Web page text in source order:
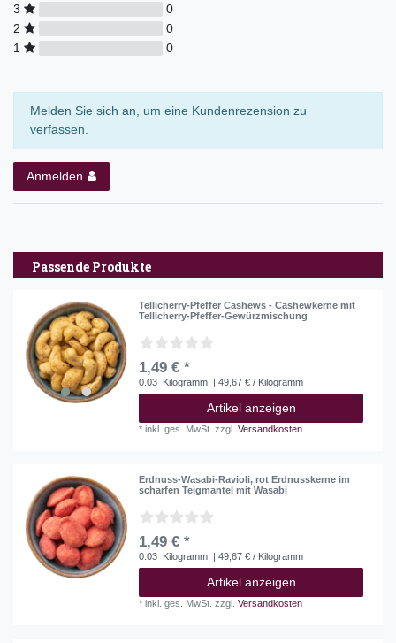
3
0
2
0
1
0
Melden Sie sich an, um eine Kundenrezension zu
verfassen.
Anmelden
Passende Produkte
Tellicherry-Pfeffer Cashews - Cashewkerne mit
Tellicherry-Pfeffer-Gewürzmischung
1,49 € *
0.03 Kilogramm | 49,67 € / Kilogramm
Artikel anzeigen
*inkl. ges. MwSt. zzgl.Versandkosten
Erdnuss-Wasabi-Ravioli, rot Erdnusskerne im
scharfen Teigmantel mit Wasabi
1,49 € *
0.03 Kilogramm | 49,67 € / Kilogramm
Artikel anzeigen
*inkl. ges. MwSt. zzgl.Versandkosten